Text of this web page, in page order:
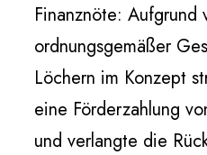
Finanznöte:
ordnungsgemäßer
Löchern im Konzept
eine Förderzahlung
und verlangte die